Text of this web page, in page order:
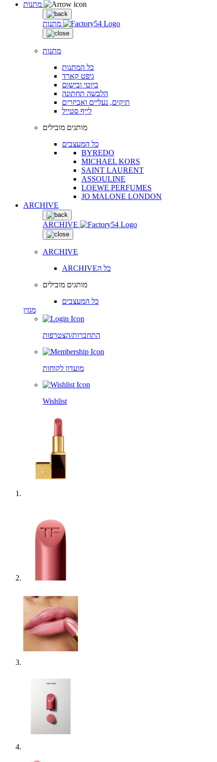
מתנות
מתנות
כל המתנות
גיפט קארד
ביוטי ובישום
הלבשה תחתונה
תיקים, נעליים ואביזרים
לייף סטייל
מותגים מובילים
כל המעצבים
BYREDO
MICHAEL KORS
SAINT LAURENT
ASSOULINE
LOEWE PERFUMES
JO MALONE LONDON
ARCHIVE
ARCHIVE
ARCHIVE
ARCHIVEכל ה
מותגים מובילים
כל המעצבים
מגזין
התחברות/הצטרפות
מועדון לקוחות
Wishlist